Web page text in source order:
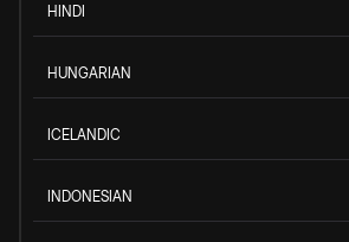
HINDI
HUNGARIAN
ICELANDIC
INDONESIAN